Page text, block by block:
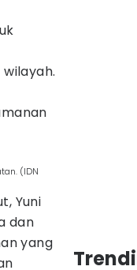
(IDN
Yuni
dan
yang